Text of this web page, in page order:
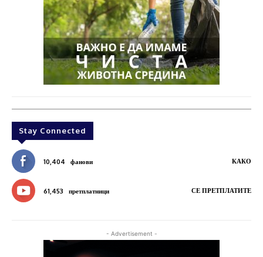
Stay Connected
10,404 фанови КАКО
61,453 претплатници СЕ ПРЕТПЛАТИТЕ
- Advertisement -